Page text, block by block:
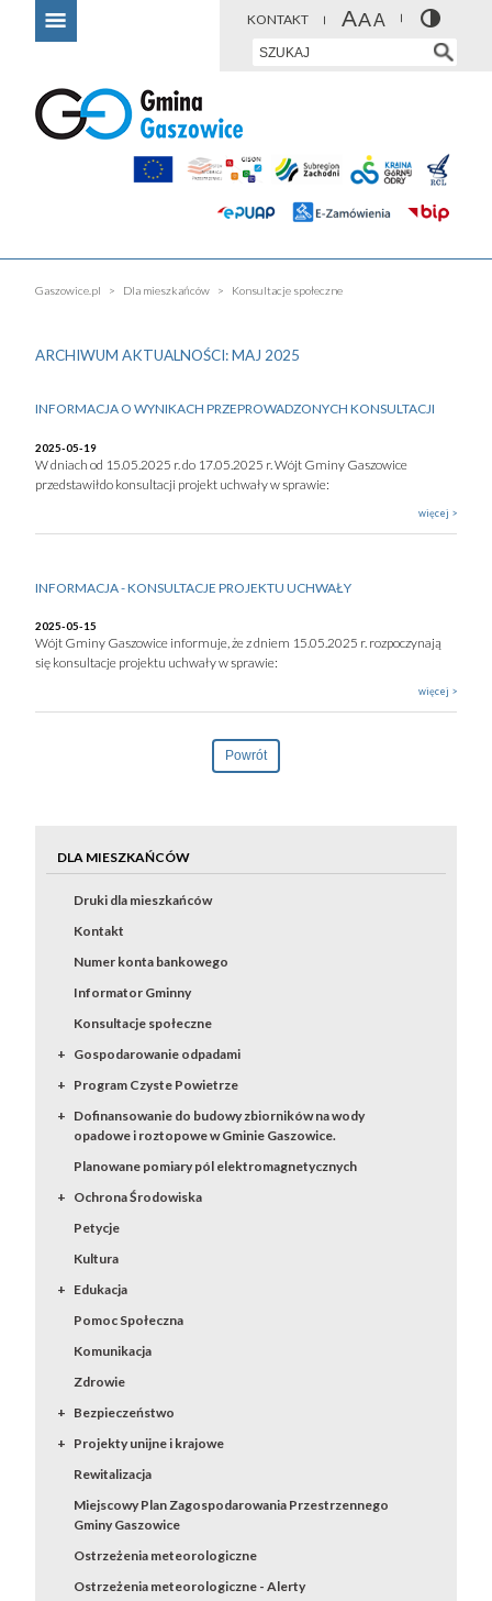
KONTAKT
Gaszowice.pl Dla mieszkańców Konsultacje społeczne
ARCHIWUM AKTUALNOŚCI: MAJ 2025
INFORMACJA O WYNIKACH PRZEPROWADZONYCH KONSULTACJI
2025-05-19
W dniach od 15.05.2025 r. do 17.05.2025 r. Wójt Gminy Gaszowice
przedstawiłdo konsultacji projekt uchwały w sprawie:
więcej >
INFORMACJA - KONSULTACJE PROJEKTU UCHWAŁY
2025-05-15
Wójt Gminy Gaszowice informuje, że z dniem 15.05.2025 r. rozpoczynają
się konsultacje projektu uchwały w sprawie:
więcej >
Powrót
DLA MIESZKAŃCÓW
Druki dla mieszkańców
Kontakt
Numer konta bankowego
Informator Gminny
Konsultacje społeczne
Gospodarowanie odpadami
Program Czyste Powietrze
Dofinansowanie do budowy zbiorników na wody
opadowe i roztopowe w Gminie Gaszowice.
Planowane pomiary pól elektromagnetycznych
Ochrona Środowiska
Petycje
Kultura
Edukacja
Pomoc Społeczna
Komunikacja
Zdrowie
Bezpieczeństwo
Projekty unijne i krajowe
Rewitalizacja
Miejscowy Plan Zagospodarowania Przestrzennego
Gminy Gaszowice
Ostrzeżenia meteorologiczne
Ostrzeżenia meteorologiczne - Alerty